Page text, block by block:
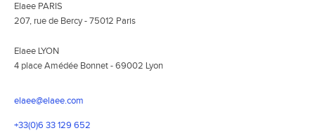
Elaee PARIS
207, rue de Bercy - 75012 Paris
Elaee LYON
4 place Amédée Bonnet - 69002 Lyon
elaee@elaee.com
+33(0)6 33 129 652